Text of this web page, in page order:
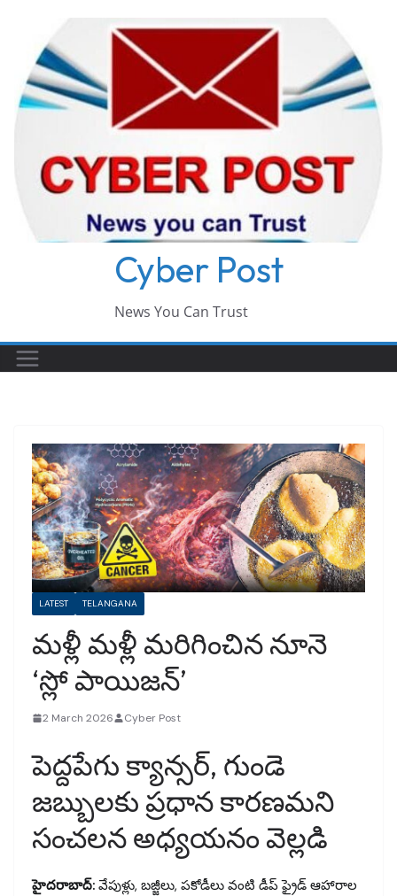
content
Cyber Post
News You Can Trust
LATEST TELANGANA
మళ్లీ మళ్లీ మరిగించిన నూనె
‘స్లో పాయిజన్’
2 March 2026 Cyber Post
పెద్దపేగు క్యాన్సర్, గుండె
జబ్బులకు ప్రధాన కారణమని
సంచలన అధ్యయనం వెల్లడి
హైదరాబాద్: వేపుళ్లు, బజ్జీలు, పకోడీలు వంటి డీప్ ఫ్రైడ్ ఆహారాల